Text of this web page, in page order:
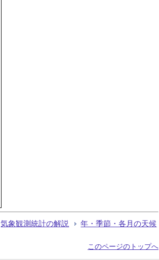
気象観測統計の解説 年・季節・各月の天候
このページのトップへ